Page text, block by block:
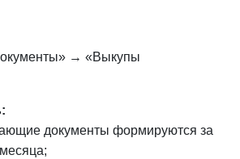
→ «Выкупы
документы формируются за